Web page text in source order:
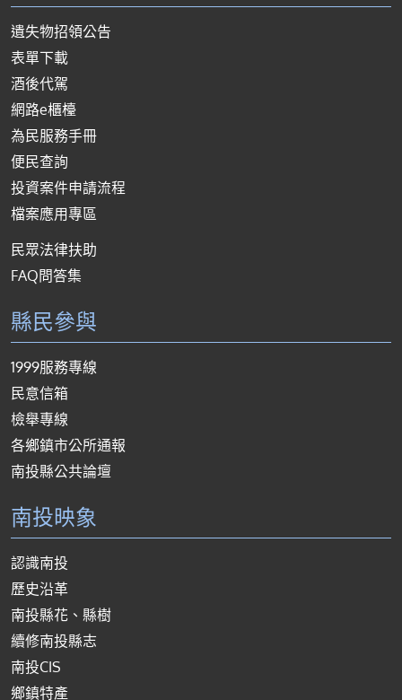
遺失物招領公告
表單下載
酒後代駕
網路e櫃檯
為民服務手冊
便民查詢
投資案件申請流程
檔案應用專區
民眾法律扶助
FAQ問答集
縣民參與
1999服務專線
民意信箱
檢舉專線
各鄉鎮市公所通報
南投縣公共論壇
南投映象
認識南投
歷史沿革
南投縣花、縣樹
續修南投縣志
南投CIS
鄉鎮特產